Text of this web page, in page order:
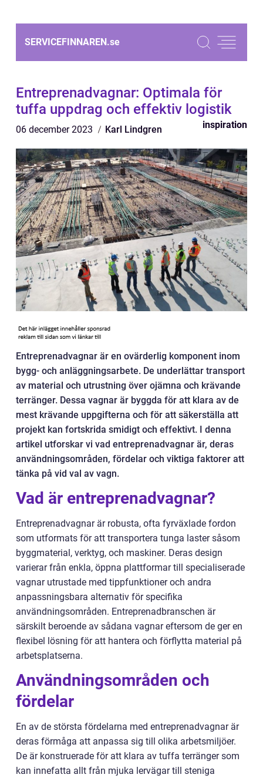
SERVICEFINNAREN.se
Entreprenadvagnar: Optimala för
tuffa uppdrag och effektiv logistik
06 december 2023 Karl Lindgren inspiration
Entreprenadvagnar är en ovärderlig komponent inom
bygg- och anläggningsarbete. De underlättar transport
av material och utrustning över ojämna och krävande
terränger. Dessa vagnar är byggda för att klara av de
mest krävande uppgifterna och för att säkerställa att
projekt kan fortskrida smidigt och effektivt. I denna
artikel utforskar vi vad entreprenadvagnar är, deras
användningsområden, fördelar och viktiga faktorer att
tänka på vid val av vagn.
Vad är entreprenadvagnar?
Entreprenadvagnar är robusta, ofta fyrväxlade fordon
som utformats för att transportera tunga laster såsom
byggmaterial, verktyg, och maskiner. Deras design
varierar från enkla, öppna plattformar till specialiserade
vagnar utrustade med tippfunktioner och andra
anpassningsbara alternativ för specifika
användningsområden. Entreprenadbranschen är
särskilt beroende av sådana vagnar eftersom de ger en
flexibel lösning för att hantera och förflytta material på
arbetsplatserna.
Användningsområden och
fördelar
En av de största fördelarna med entreprenadvagnar är
deras förmåga att anpassa sig till olika arbetsmiljöer.
De är konstruerade för att klara av tuffa terränger som
kan innefatta allt från mjuka lervägar till steniga